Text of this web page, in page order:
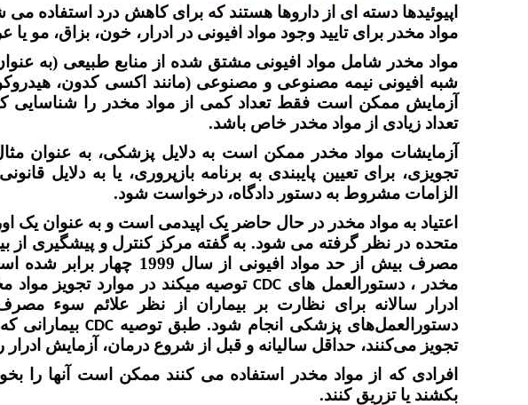
اپیوئیدها دسته ای از داروها هستند که برای کاهش درد
مواد مخدر برای تایید وجود مواد افیونی در ادرار، خون، بزاق، مو
مواد مخدر شامل مواد افیونی مشتق شده از منابع طبیعی (به
شبه افیونی نیمه مصنوعی و مصنوعی (مانند اکسی کدون،
آزمایش ممکن است فقط تعداد کمی از مواد مخدر را
تعداد زیادی از مواد مخدر خاص باشد.
آزمایشات مواد مخدر ممکن است به دلایل پزشکی، به عنوان
تجویزی، برای تعیین پایبندی به برنامه بازپروری، یا به دلایل
الزامات مشروط به دستور دادگاه، درخواست شود.
اعتیاد به مواد مخدر در حال حاضر یک اپیدمی است و به عنوان یک
متحده در نظر گرفته می شود. به گفته مرکز کنترل و پیشگیری از
مصرف بیش از حد مواد افیونی از
مخدر ، دستورالعمل های CDCتوصیه میکند در موارد تجویز مواد
ادرار سالانه برای نظارت بر بیماران از نظر علائم سوء
دستورالعمل‌های پزشکی انجام شود. طبق توصیه CDC
تجویز می‌کنند، حداقل سالیانه و قبل از شروع درمان، آزمایش ادرار
افرادی که از مواد مخدر استفاده می کنند ممکن است آنها را
بکشند یا تزریق کنند.